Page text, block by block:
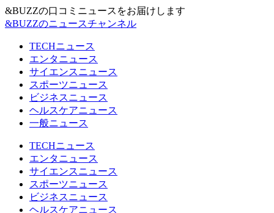
&BUZZの口コミニュースをお届けします
&BUZZのニュースチャンネル
TECHニュース
エンタニュース
サイエンスニュース
スポーツニュース
ビジネスニュース
ヘルスケアニュース
一般ニュース
TECHニュース
エンタニュース
サイエンスニュース
スポーツニュース
ビジネスニュース
ヘルスケアニュース